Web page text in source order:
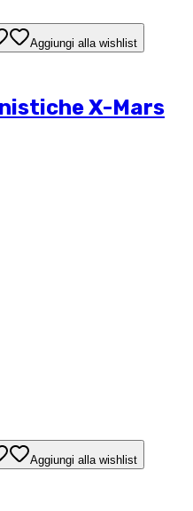
Aggiungi alla wishlist
X-Mars
Aggiungi alla wishlist